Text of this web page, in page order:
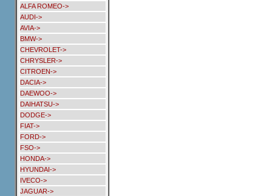
ALFA ROMEO->
AUDI->
AVIA->
BMW->
CHEVROLET->
CHRYSLER->
CITROEN->
DACIA->
DAEWOO->
DAIHATSU->
DODGE->
FIAT->
FORD->
FSO->
HONDA->
HYUNDAI->
IVECO->
JAGUAR->